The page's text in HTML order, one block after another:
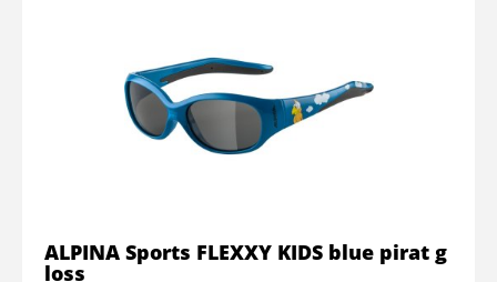
ALPINA Sports FLEXXY KIDS blue pirat g
loss